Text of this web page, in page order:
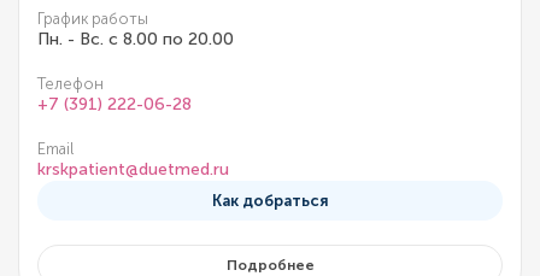
График работы
Пн. - Вс. с 8.00 по 20.00
Телефон
+7 (391) 222-06-28
Email
krskpatient@duetmed.ru
Как добраться
Подробнее